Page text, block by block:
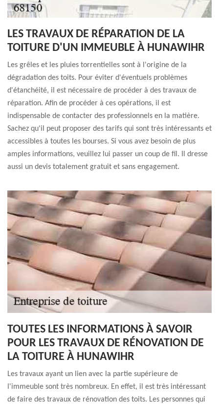
LES TRAVAUX DE RÉPARATION DE LA
TOITURE D'UN IMMEUBLE À HUNAWIHR
Les grêles et les pluies torrentielles sont à l'origine de la
dégradation des toits. Pour éviter d'éventuels problèmes
d'étanchéité, il est nécessaire de procéder à des travaux de
réparation. Afin de procéder à ces opérations, il est
indispensable de contacter des professionnels en la matière.
Sachez qu'il peut proposer des tarifs qui sont très intéressants et
accessibles à toutes les bourses. Si vous avez besoin de plus
amples informations, veuillez lui passer un coup de fil. Il dresse
aussi un devis totalement gratuit et sans engagement.
TOUTES LES INFORMATIONS À SAVOIR
POUR LES TRAVAUX DE RÉNOVATION DE
LA TOITURE À HUNAWIHR
Les travaux ayant un lien avec la partie supérieure de
l'immeuble sont très nombreux. En effet, il est très intéressant
de faire des travaux de rénovation des toits. Les personnes qui